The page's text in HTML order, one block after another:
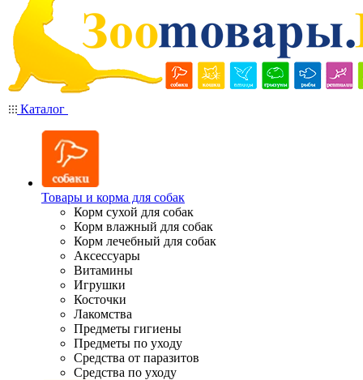
Каталог
Товары и корма для собак
Корм сухой для собак
Корм влажный для собак
Корм лечебный для собак
Аксессуары
Витамины
Игрушки
Косточки
Лакомства
Предметы гигиены
Предметы по уходу
Средства от паразитов
Средства по уходу